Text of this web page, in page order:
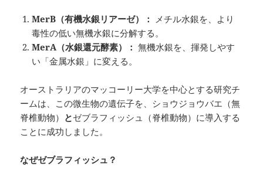
MerB （有機水銀リアーゼ）：
メチル水銀を、より
毒性の低い無機水銀に分解する。
MerA （水銀還元酵素）： 無機水銀を、揮発しやす
い「金属水銀」に変える。
オーストラリアのマッコーリー大学を中心とする研究チ
ームは、この微生物の遺伝子を、ショウジョウバエ（無
脊椎動物） とゼブラフィッシュ（脊椎動物）に導入する
ことに成功しました。
なぜゼブラフィッシュ？